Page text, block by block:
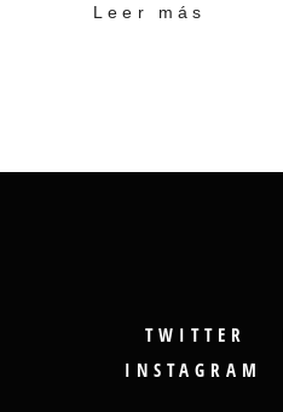
Leer más
TWITTER
INSTAGRAM